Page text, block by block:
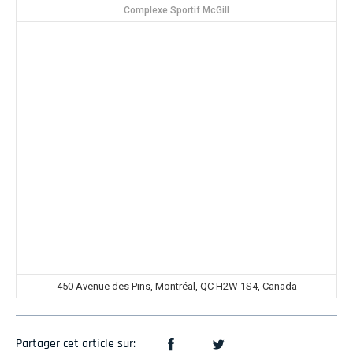
Complexe Sportif McGill
450 Avenue des Pins, Montréal, QC H2W 1S4, Canada
Partager cet article sur: